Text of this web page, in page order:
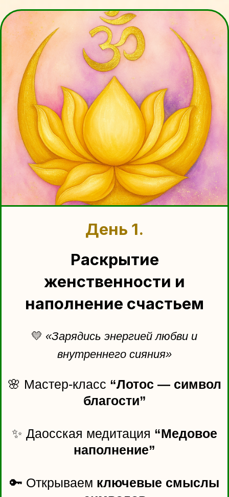
🧭Практика диагностики:
внутренняя опора, точки силы и
✨ Пробуждение 7
энергетических центров.
энергоцентров»+ медитация
сердца.
🌟«Настройка на проявленность,
Путь к себе: раскрываем
потенциал проявленности
БОНУС
День 2.